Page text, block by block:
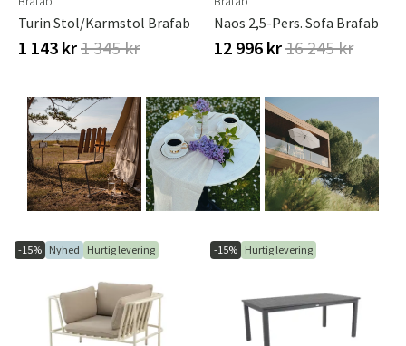
Turin Stol/Karmstol Brafab
1 143 kr1 345 kr
Naos 2,5-Pers. Sofa Brafab
12 996 kr16 245 kr
-15% Nyhed Hurtig levering -15% Hurtig levering